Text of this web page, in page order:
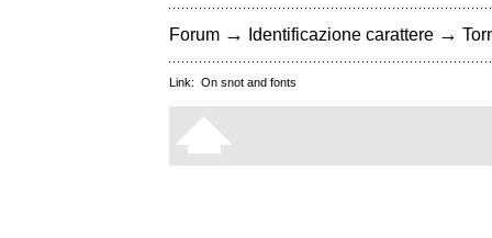
Forum → Identificazione carattere →
Link: On snot and fonts